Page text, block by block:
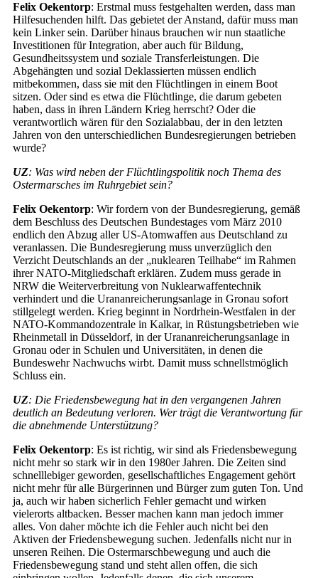
Felix Oekentorp: Erstmal muss festgehalten werden, dass man
Hilfesuchenden hilft. Das gebietet der Anstand, dafür muss man
kein Linker sein. Darüber hinaus brauchen wir nun staatliche
Investitionen für Integration, aber auch für Bildung,
Gesundheitssystem und soziale Transferleistungen. Die
Abgehängten und sozial Deklassierten müssen endlich
mitbekommen, dass sie mit den Flüchtlingen in einem Boot
sitzen. Oder sind es etwa die Flüchtlinge, die darum gebeten
haben, dass in ihren Ländern Krieg herrscht? Oder die
verantwortlich wären für den Sozialabbau, der in den letzten
Jahren von den unterschiedlichen Bundesregierungen betrieben
wurde?
UZ: Was wird neben der Flüchtlingspolitik noch Thema des
Ostermarsches im Ruhrgebiet sein?
Felix Oekentorp: Wir fordern von der Bundesregierung, gemäß
dem Beschluss des Deutschen Bundestages vom März 2010
endlich den Abzug aller US-Atomwaffen aus Deutschland zu
veranlassen. Die Bundesregierung muss unverzüglich den
Verzicht Deutschlands an der „nuklearen Teilhabe“ im Rahmen
ihrer NATO-Mitgliedschaft erklären. Zudem muss gerade in
NRW die Weiterverbreitung von Nuklearwaffentechnik
verhindert und die Urananreicherungsanlage in Gronau sofort
stillgelegt werden. Krieg beginnt in Nordrhein-Westfalen in der
NATO-Kommandozentrale in Kalkar, in Rüstungsbetrieben wie
Rheinmetall in Düsseldorf, in der Urananreicherungsanlage in
Gronau oder in Schulen und Universitäten, in denen die
Bundeswehr Nachwuchs wirbt. Damit muss schnellstmöglich
Schluss ein.
UZ: Die Friedensbewegung hat in den vergangenen Jahren
deutlich an Bedeutung verloren. Wer trägt die Verantwortung für
die abnehmende Unterstützung?
Felix Oekentorp: Es ist richtig, wir sind als Friedensbewegung
nicht mehr so stark wir in den 1980er Jahren. Die Zeiten sind
schnelllebiger geworden, gesellschaftliches Engagement gehört
nicht mehr für alle Bürgerinnen und Bürger zum guten Ton. Und
ja, auch wir haben sicherlich Fehler gemacht und wirken
vielerorts altbacken. Besser machen kann man jedoch immer
alles. Von daher möchte ich die Fehler auch nicht bei den
Aktiven der Friedensbewegung suchen. Jedenfalls nicht nur in
unseren Reihen. Die Ostermarschbewegung und auch die
Friedensbewegung stand und steht allen offen, die sich